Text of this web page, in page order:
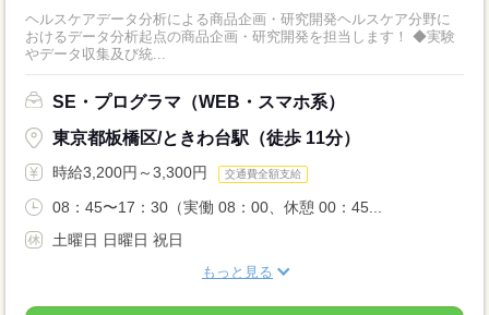
ヘルスケアデータ分析による商品企画・研究開発ヘルスケア分野に
おけるデータ分析起点の商品企画・研究開発を担当します！ ◆実験
やデータ収集及び統...
SE・プログラマ（WEB・スマホ系）
東京都板橋区/ときわ台駅（徒歩 11分）
時給3,200円～3,300円 交通費全額支給
08：45〜17：30（実働 08：00、休憩 00：45...
土曜日 日曜日 祝日
もっと見る